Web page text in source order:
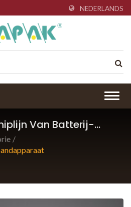
NEDERLANDS
Van Batterij-
Voor
/